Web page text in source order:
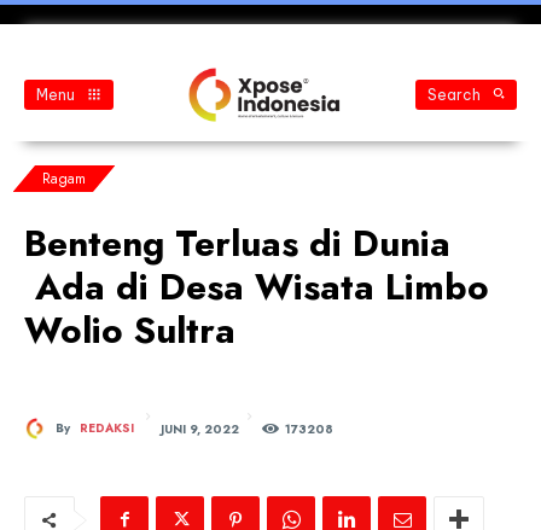
Menu Search
Ragam
Benteng Terluas di Dunia
Ada di Desa Wisata Limbo
Wolio Sultra
By REDAKSI JUNI 9, 2022 173208